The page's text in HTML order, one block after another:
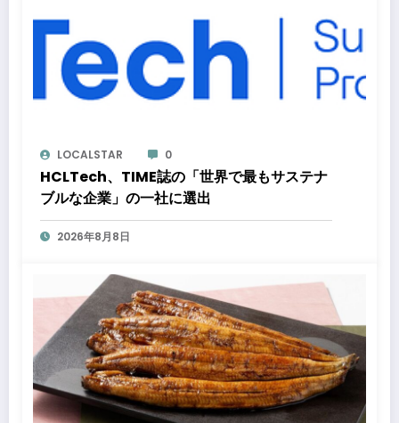
LOCALSTAR 0
HCLTech、TIME誌の「世界で最もサステナ
ブルな企業」の一社に選出
2026年8月8日